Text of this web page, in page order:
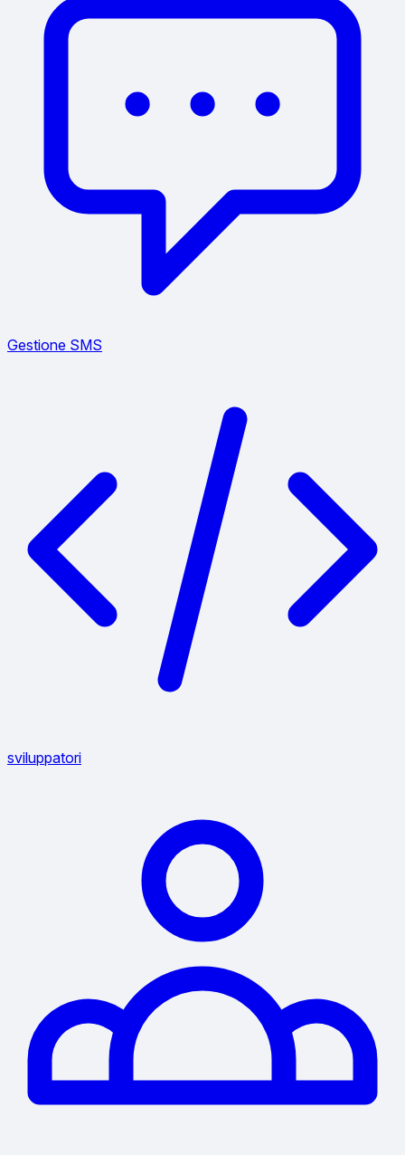
Gestione SMS
sviluppatori